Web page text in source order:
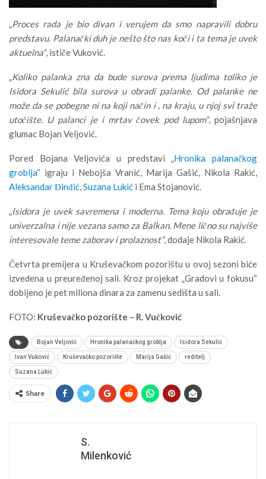
„Proces rada je bio divan i verujem da smo napravili dobru
predstavu. Palanački duh je nešto što nas koči i ta tema je uvek
aktuelna“, ističe Vuković.
„Koliko palanka zna da bude surova prema ljudima toliko je
Isidora Sekulić bila surova u obradi palanke. Od palanke ne
može da se pobegne ni na koji način i , na kraju, u njoj svi traže
utočište. U palanci je i mrtav čovek pod lupom“, pojašnjava
glumac Bojan Veljović.
Pored Bojana Veljovića u predstavi „Hronika palanačkog
groblja“ igraju i Nebojša Vranić, Marija Gašić, Nikola Rakić,
Aleksandar Đinđić,Suzana Lukić i Ema Stojanović.
„Isidora je uvek savremena i moderna. Tema koju obrađuje je
univerzalna i nije vezana samo za Balkan. Mene lično su najviše
interesovale teme zaborav i prolaznost“, dodaje Nikola Rakić.
Četvrta premijera u Kruševačkom pozorištu u ovoj sezoni biće
izvedena u preuređenoj sali. Kroz projekat „Gradovi u fokusu“
dobijeno je pet miliona dinara za zamenu sedišta u sali.
FOTO: Kruševačko pozorište – R. Vučković
Bojan Veljović Hronika palanačkog groblja Isidora Sekulić
Ivan Vuković Kruševačko pozorište Marija Gašić reditelj
Suzana Lukić
Share
S.
Milenković